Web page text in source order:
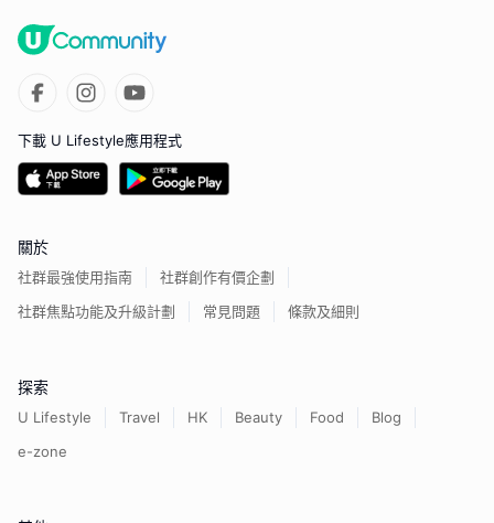
下載 U Lifestyle應用程式
關於
社群最強使用指南
社群創作有價企劃
社群焦點功能及升級計劃
常見問題 條款及細則
探索
U Lifestyle Travel HK Beauty Food
Blog
e-zone